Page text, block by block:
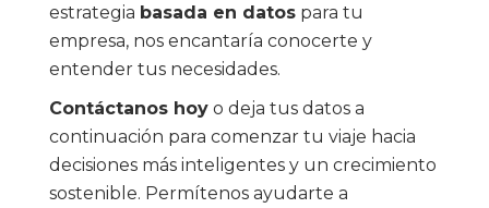
estrategia basada en datospara tu
empresa, nos encantaría conocerte y
entender tus necesidades.
Contáctanos hoyo deja tus datos a
continuación para comenzar tu viaje hacia
decisiones más inteligentes y un crecimiento
sostenible. Permítenos ayudarte a